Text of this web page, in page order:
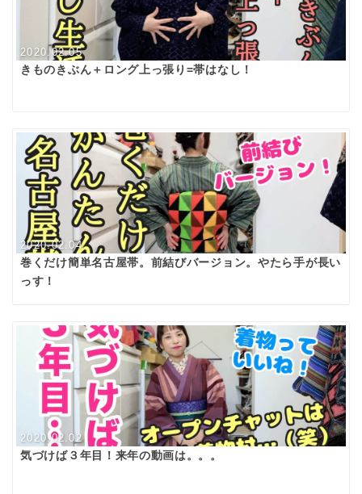
2020.02.05
きものきぶん＋ロング上っ張り=帯はなし！
2020.02.04
巻くだけ簡単名古屋帯。前結びバージョン。やたら手が長い
っす！
2020.02.02
気づけば３年目！来年の動画は。。。